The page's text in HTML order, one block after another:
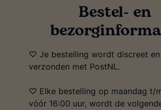
Bestel- en
♡ Je bestelling wordt discreet
verzonden met PostNL.
♡ Elke bestelling op maandag t/
vóór 16:00 uur, wordt de